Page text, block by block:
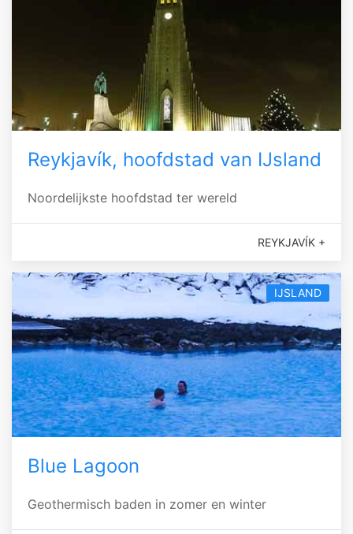
Reykjavík, hoofdstad van IJsland
Noordelijkste hoofdstad ter wereld
REYKJAVÍK +
IJSLAND
Blue Lagoon
Geothermisch baden in zomer en winter